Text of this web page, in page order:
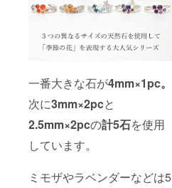
一番大きな石が4mm×1pc。
次に3mm×2pcと
2.5mm×2pcの計5石を使用
しています。
ミモザやラベンダーなどは5